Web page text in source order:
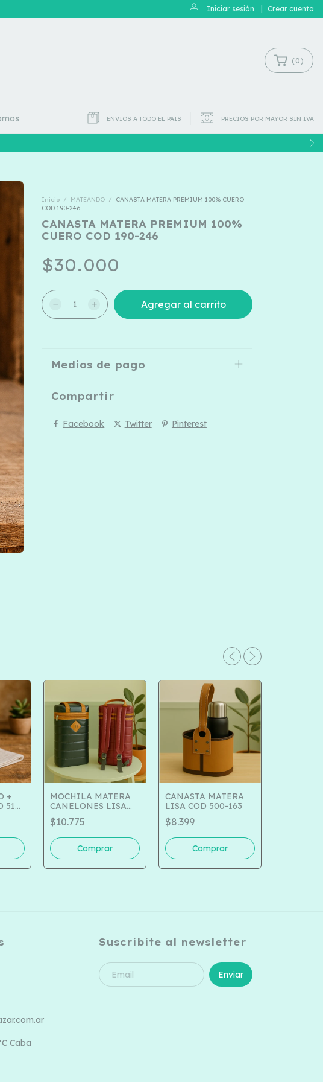
Iniciar sesión Crear cuenta
(0)
ENVIOS A TODO EL PAIS PRECIOS POR MAYOR SIN IVA
Inicio / MATEANDO /
CANASTA MATERA PREMIUM 100% CUERO
COD 190-246
CANASTA MATERA PREMIUM 100%
CUERO COD 190-246
$30.000
Medios de pago
Compartir
Facebook Twitter Pinterest
+
516-
MOCHILA MATERA
CANELONES LISA
COD 221-264
$10.775
CANASTA MATERA
LISA COD 500-163
$8.399
Caba
Suscribite al newsletter